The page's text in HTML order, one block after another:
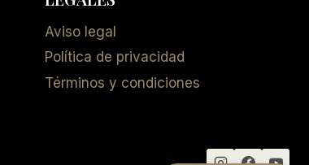
Aviso legal
Política de privacidad
Términos y condiciones